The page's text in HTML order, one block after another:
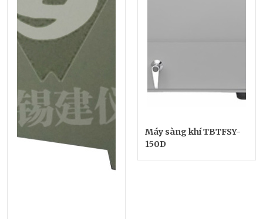
Máy sàng khí TBTFSY-
150D